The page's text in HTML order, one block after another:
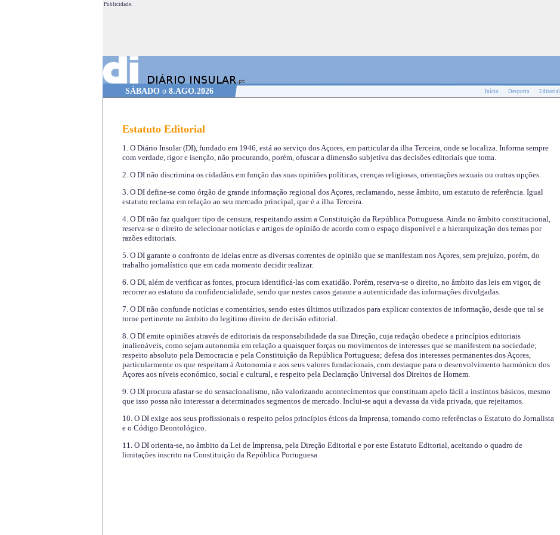
Publicidade.
SÁBADO o 8.AGO.2026 Início Desporto Editorial
Estatuto Editorial
1. O Diário Insular (DI), fundado em 1946, está ao serviço dos Açores, em particular da ilha Terceira, onde se localiza. Informa sempre
com verdade, rigor e isenção, não procurando, porém, ofuscar a dimensão subjetiva das decisões editoriais que toma.
2. O DI não discrimina os cidadãos em função das suas opiniões políticas, crenças religiosas, orientações sexuais ou outras opções.
3. O DI define-se como órgão de grande informação regional dos Açores, reclamando, nesse âmbito, um estatuto de referência. Igual
estatuto reclama em relação ao seu mercado principal, que é a ilha Terceira.
4. O DI não faz qualquer tipo de censura, respeitando assim a Constituição da República Portuguesa. Ainda no âmbito constitucional,
reserva-se o direito de selecionar notícias e artigos de opinião de acordo com o espaço disponível e a hierarquização dos temas por
razões editoriais.
5. O DI garante o confronto de ideias entre as diversas correntes de opinião que se manifestam nos Açores, sem prejuízo, porém, do
trabalho jornalístico que em cada momento decidir realizar.
6. O DI, além de verificar as fontes, procura identificá-las com exatidão. Porém, reserva-se o direito, no âmbito das leis em vigor, de
recorrer ao estatuto da confidencialidade, sendo que nestes casos garante a autenticidade das informações divulgadas.
7. O DI não confunde notícias e comentários, sendo estes últimos utilizados para explicar contextos de informação, desde que tal se
torne pertinente no âmbito do legítimo direito de decisão editorial.
8. O DI emite opiniões através de editoriais da responsabilidade da sua Direção, cuja redação obedece a princípios editoriais
inalienáveis, como sejam autonomia em relação a quaisquer forças ou movimentos de interesses que se manifestem na sociedade;
respeito absoluto pela Democracia e pela Constituição da República Portuguesa; defesa dos interesses permanentes dos Açores,
particularmente os que respeitam à Autonomia e aos seus valores fundacionais, com destaque para o desenvolvimento harmónico dos
Açores aos níveis económico, social e cultural, e respeito pela Declaração Universal dos Direitos de Homem.
9. O DI procura afastar-se do sensacionalismo, não valorizando acontecimentos que constituam apelo fácil a instintos básicos, mesmo
que isso possa não interessar a determinados segmentos de mercado. Inclui-se aqui a devassa da vida privada, que rejeitamos.
10. O DI exige aos seus profissionais o respeito pelos princípios éticos da Imprensa, tomando como referências o Estatuto do Jornalista
e o Código Deontológico.
11. O DI orienta-se, no âmbito da Lei de Imprensa, pela Direção Editorial e por este Estatuto Editorial, aceitando o quadro de
limitações inscrito na Constituição da República Portuguesa.